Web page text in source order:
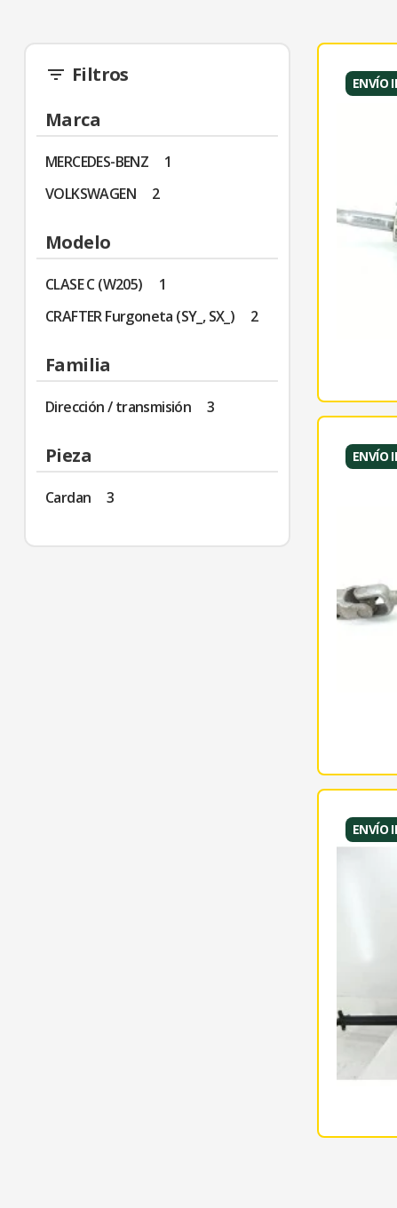
filter_list Filtros
Marca
MERCEDES-BENZ
1
VOLKSWAGEN
2
Modelo
CLASE C (W205)
1
CRAFTER Furgoneta (SY_, SX_)
2
Familia
Dirección / transmisión 3
Pieza
Cardan 3
ENVÍO
ENVÍO
ENVÍO